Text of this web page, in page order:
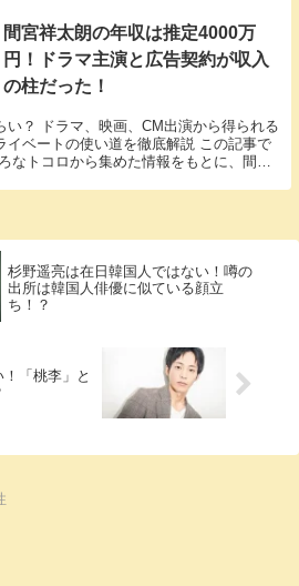
間宮祥太朗の年収は推定4000万
円！ドラマ主演と広告契約が収入
の柱だった！
い？ ドラマ、映画、CM出演から得られる
イベートの使い道を徹底解説 この記事で
なトコロから集めた情報をもとに、間宮
杉野遥亮は在日韓国人ではない！噂の
出所は韓国人俳優に似ている顔立
ち！？
「桃李」と